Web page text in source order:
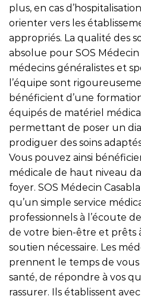
plus, en cas
orienter vers les
appropriés. La qualité des
absolue pour SOS Médecin
médecins généralistes et
l’équipe sont
bénéficient d’une
équipés de matériel
permettant de poser un
prodiguer des soins
Vous pouvez ainsi
médicale de haut niveau
foyer. SOS Médecin
qu’un simple service
professionnels à l’écoute
de votre bien-être et prêts
soutien nécessaire. Les
prennent le temps de
santé, de répondre à vos
rassurer. Ils établissent